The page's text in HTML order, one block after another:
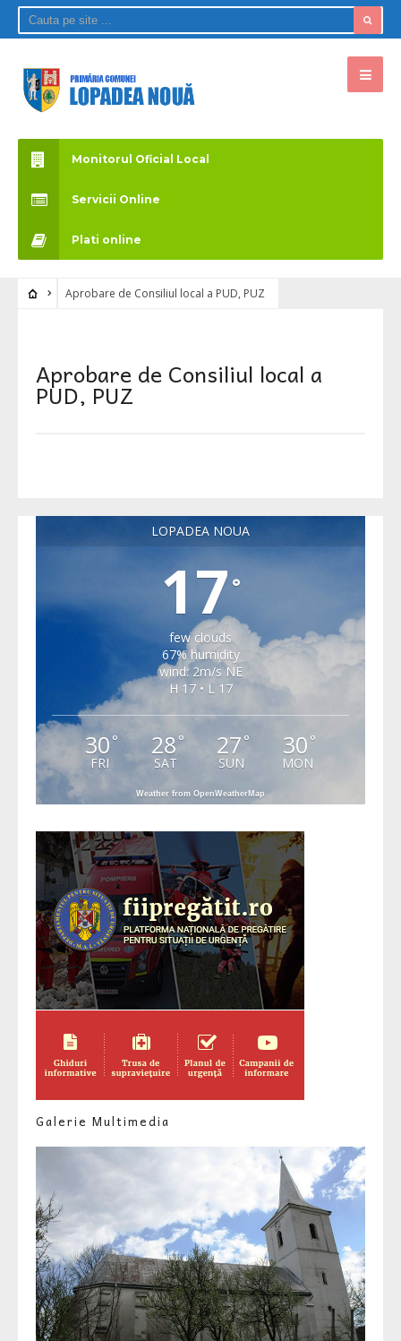
Monitorul Oficial Local
Servicii Online
Plati online
Aprobare de Consiliul local a PUD, PUZ
Aprobare de Consiliul local a
PUD, PUZ
LOPADEA NOUA
17 °
few clouds
67% humidity
wind: 2m/s NE
H 17 • L 17
30°
FRI
28 °
SAT
27 °
SUN
30 °
MON
Weather from OpenWeatherMap
Galerie Multimedia